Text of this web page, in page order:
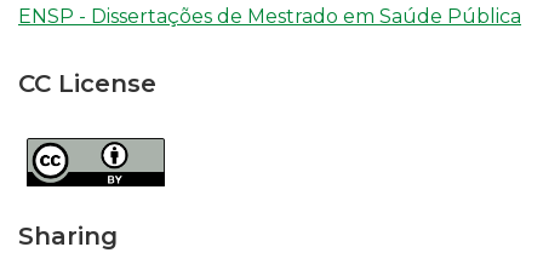
ENSP - Dissertações de Mestrado em Saúde Pública
CC License
Sharing